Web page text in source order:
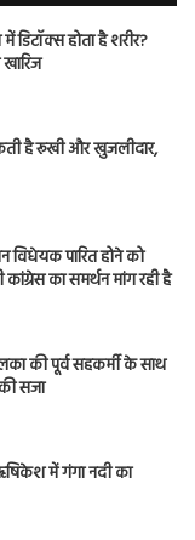
डिटॉक्स होता है शरीर?
है रूखी और खुजलीदार,
विधेयक पारित होने को
का समर्थन मांग रही है
की पूर्व सहकर्मी के साथ
सजा
में गंगा नदी का